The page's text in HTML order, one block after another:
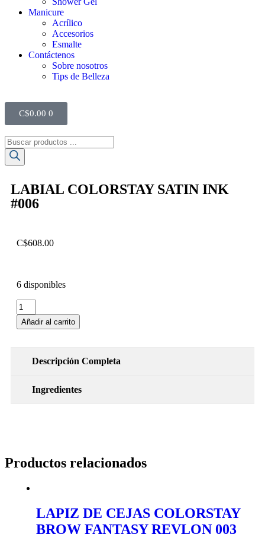
Manicure
Acrílico
Accesorios
Esmalte
Contáctenos
Sobre nosotros
Tips de Belleza
C$0.00 0
LABIAL COLORSTAY SATIN INK
#006
C$608.00
6 disponibles
Añadir al carrito
Descripción Completa
Ingredientes
Productos relacionados
LAPIZ DE CEJAS COLORSTAY
BROW FANTASY REVLON 003